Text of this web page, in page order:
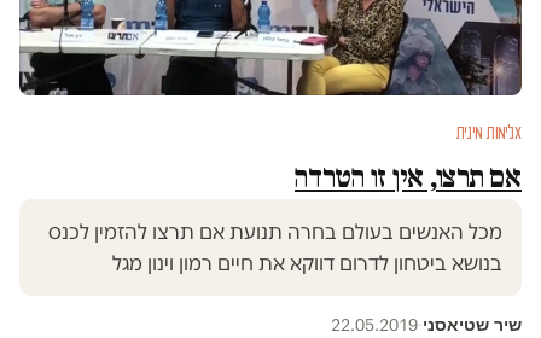
אלימות מינית
אם תרצו, אין זו הטרדה
מכל האנשים בעולם בחרה תנועת אם תרצו להזמין לכנס
בנושא ביטחון לדרום דווקא את חיים רמון וינון מגל
שיר שטיאסני·
22.05.2019